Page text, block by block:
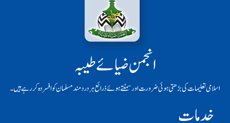
انجمن ضیائے طیبہ
اسلامی تعلیمات کی بڑھتی ہوئی ضرورت اور سمٹتے ہوئے ذرائع ہر دردمند مسلمان کو افسردہ کر رہے ہیں۔
خدمات